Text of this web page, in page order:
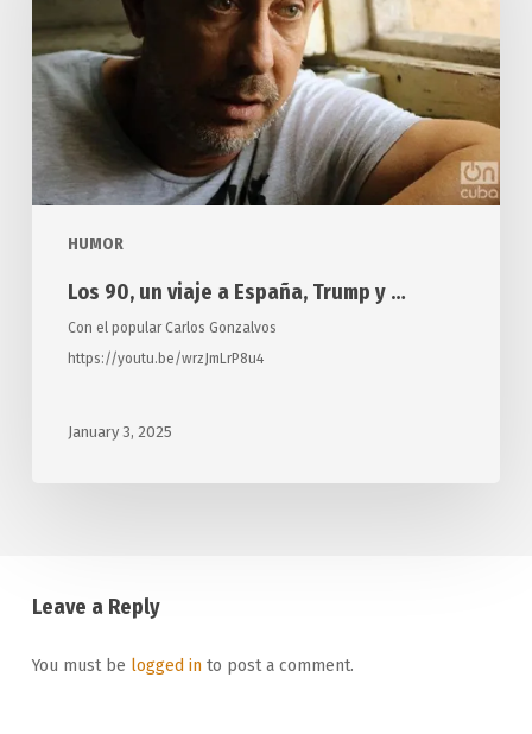
HUMOR
España,
Trump
Los 90, un viaje a España, Trump y …
Con el popular Carlos Gonzalvos
https://youtu.be/wrzJmLrP8u4
January 3, 2025
Leave a Reply
You must be logged into post a comment.